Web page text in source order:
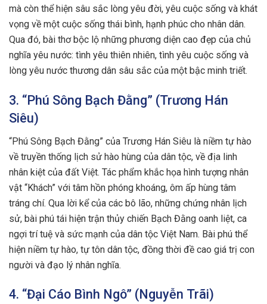
mà còn thể hiện sâu sắc lòng yêu đời, yêu cuộc sống và khát
vọng về một cuộc sống thái bình, hạnh phúc cho nhân dân.
Qua đó, bài thơ bộc lộ những phương diện cao đẹp của chủ
nghĩa yêu nước: tình yêu thiên nhiên, tình yêu cuộc sống và
lòng yêu nước thương dân sâu sắc của một bậc minh triết.
3. “Phú Sông Bạch Đằng” (Trương Hán
Siêu)
“Phú Sông Bạch Đằng” của Trương Hán Siêu là niềm tự hào
về truyền thống lịch sử hào hùng của dân tộc, về địa linh
nhân kiệt của đất Việt. Tác phẩm khắc họa hình tượng nhân
vật “Khách” với tâm hồn phóng khoáng, ôm ấp hùng tâm
tráng chí. Qua lời kể của các bô lão, những chứng nhân lịch
sử, bài phú tái hiện trận thủy chiến Bạch Đằng oanh liệt, ca
ngợi trí tuệ và sức mạnh của dân tộc Việt Nam. Bài phú thể
hiện niềm tự hào, tự tôn dân tộc, đồng thời đề cao giá trị con
người và đạo lý nhân nghĩa.
4. “Đại Cáo Bình Ngô” (Nguyễn Trãi)